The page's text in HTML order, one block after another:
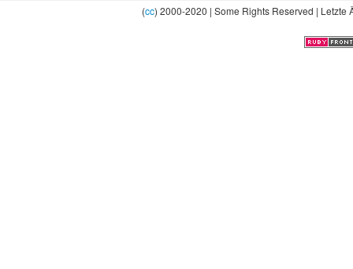
(cc) 2000-2020 | Some Rights Reserved |